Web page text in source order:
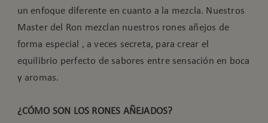
un enfoque diferente en cuanto a la mezcla. Nuestros
Master del Ron mezclan nuestros rones añejos de
forma especial , a veces secreta, para crear el
equilibrio perfecto de sabores entre sensación en boca
y aromas.
¿CÓMO SON LOS RONES AÑEJADOS?